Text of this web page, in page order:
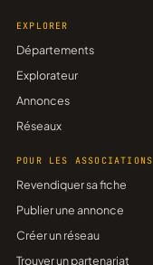
EXPLORER
Départements
Explorateur
Annonces
Réseaux
POUR LES ASSOCIATIONS
Revendiquer sa fiche
Publier une annonce
Créer un réseau
Trouver un partenariat